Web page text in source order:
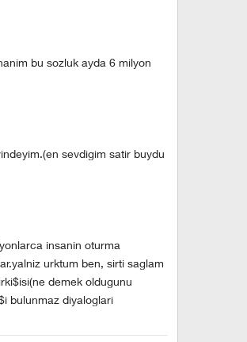
bu sozluk ayda 6 milyon
sevdigim satir buydu
insanin oturma
urktum ben, sirti saglam
demek oldugunu
bulunmaz diyaloglari